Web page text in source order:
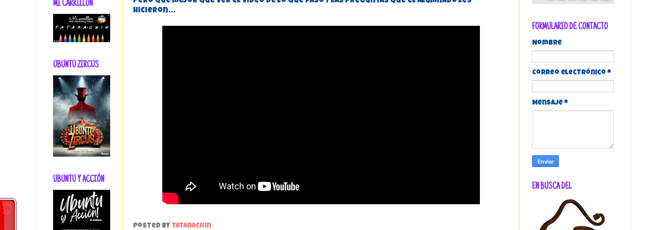
hicieron...
Posted by tatarachin
MI CARRILLÓN
UBUNTU ZIRCUS
UBUNTU Y ACCIÓN
FORMULARIO DE CONTACTO
Nombre
Correo electrónico *
Mensaje *
EN BUSCA DEL